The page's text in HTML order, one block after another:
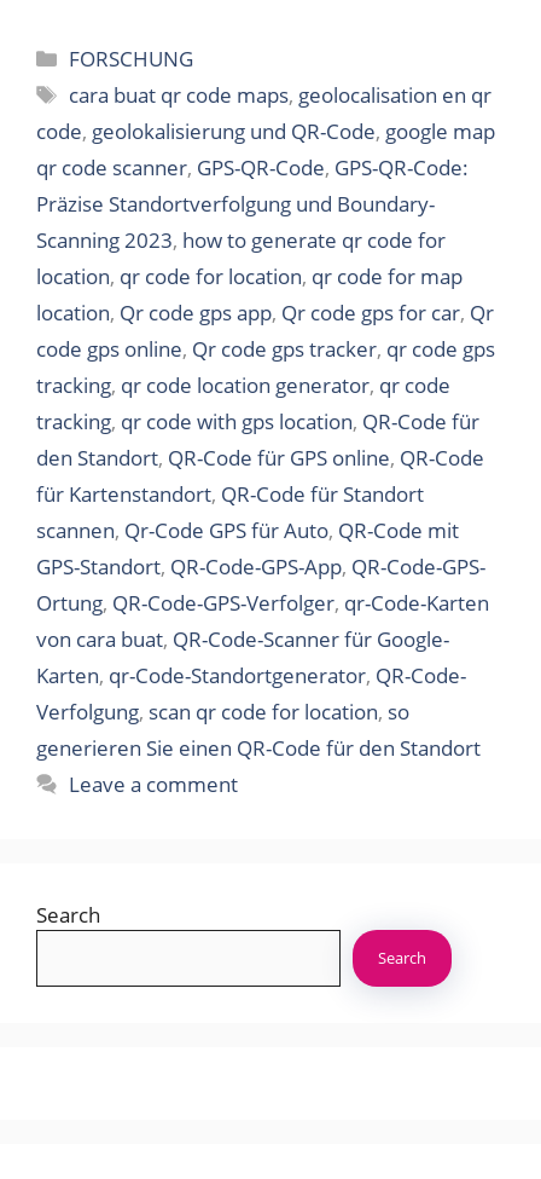
Categories
FORSCHUNG
Tags
cara buat qr code maps, geolocalisation en qr
code, geolokalisierung und QR-Code, google map
qr code scanner, GPS-QR-Code, GPS-QR-Code:
Präzise Standortverfolgung und Boundary-
Scanning 2023, how to generate qr code for
location, qr code for location, qr code for map
location, Qr code gps app, Qr code gps for car, Qr
code gps online, Qr code gps tracker, qr code gps
tracking, qr code location generator, qr code
tracking, qr code with gps location, QR-Code für
den Standort, QR-Code für GPS online, QR-Code
für Kartenstandort, QR-Code für Standort
scannen, Qr-Code GPS für Auto, QR-Code mit
GPS-Standort, QR-Code-GPS-App, QR-Code-GPS-
Ortung, QR-Code-GPS-Verfolger, qr-Code-Karten
von cara buat, QR-Code-Scanner für Google-
Karten, qr-Code-Standortgenerator, QR-Code-
Verfolgung, scan qr code for location, so
generieren Sie einen QR-Code für den Standort
Leave a comment
Search
Search